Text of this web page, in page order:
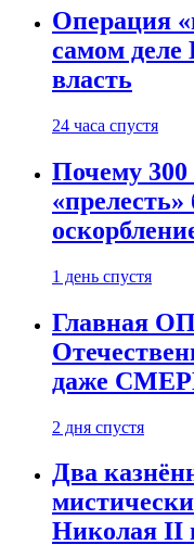
Операция
самом деле
власть
24 часа спустя
Почему 300
1 день спустя
Главная
даже
2 дня спустя
Два
Николая II